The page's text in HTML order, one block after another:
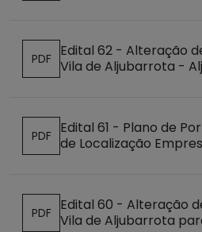
Abre num novo separador
PDF
Edital 62 - Alteração
Vila de Aljubarrota -
Abre num novo separador
PDF
Edital 61 - Plano de
de Localização
Abre num novo separador
PDF
Edital 60 - Alteração
Vila de Aljubarrota